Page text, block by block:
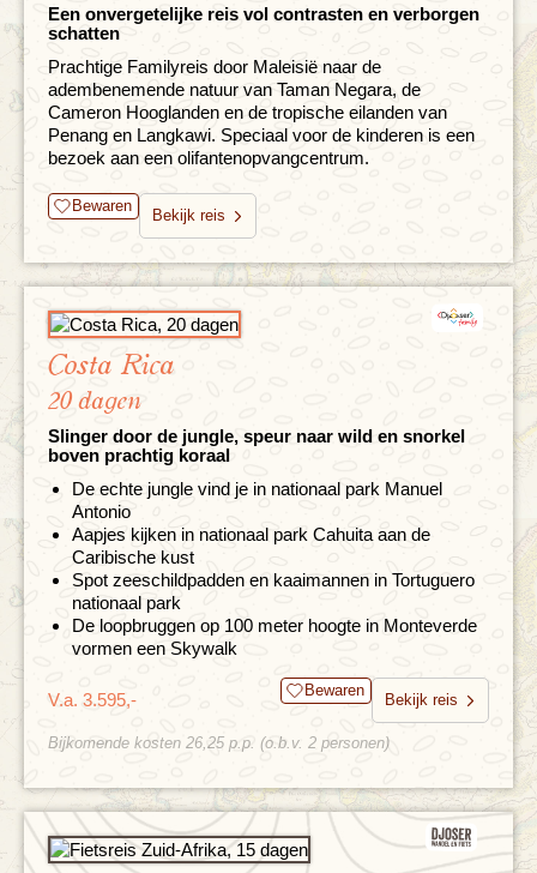
Een onvergetelijke reis vol contrasten en verborgen
schatten
Prachtige Familyreis door Maleisië naar de
adembenemende natuur van Taman Negara, de
Cameron Hooglanden en de tropische eilanden van
Penang en Langkawi. Speciaal voor de kinderen is een
bezoek aan een olifantenopvangcentrum.
Bewaren
Bekijk reis
Costa Rica
20 dagen
Slinger door de jungle, speur naar wild en snorkel
boven prachtig koraal
De echte jungle vind je in nationaal park Manuel
Antonio
Aapjes kijken in nationaal park Cahuita aan de
Caribische kust
Spot zeeschildpadden en kaaimannen in Tortuguero
nationaal park
De loopbruggen op 100 meter hoogte in Monteverde
vormen een Skywalk
V.a. 3.595,- Bewaren
Bekijk reis
Bijkomende kosten 26,25 p.p. (o.b.v. 2 personen)